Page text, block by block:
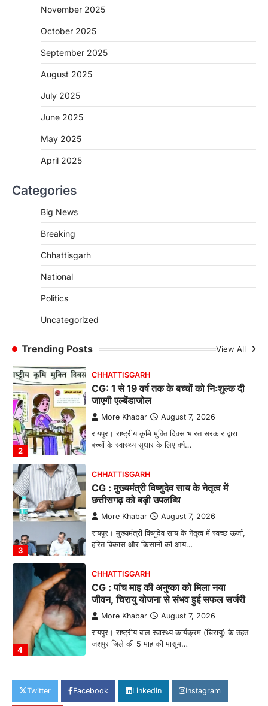
November 2025
October 2025
September 2025
August 2025
July 2025
June 2025
May 2025
April 2025
Categories
Big News
Breaking
Chhattisgarh
National
Politics
Uncategorized
Trending Posts View All
More Khabar August 7, 2026
रायपुर। राष्ट्रीय कृमि मुक्ति दिवस भारत सरकार द्वारा
CHHATTISGARH
जशपुर जिले की 5 माह की मासूम…
CG: छिपली की दीदियों का कमाल, बकरी
बनाने की दिशा में जिले के नगरी…
2
CHHATTISGARH
CG: 1 से 19 वर्ष तक के बच्चों को निःशुल्क दी
जाएगी एल्बेंडाजोल
More Khabar August 7, 2026
रायपुर। राष्ट्रीय कृमि मुक्ति दिवस भारत सरकार द्वारा
बच्चों के स्वास्थ्य सुधार के लिए वर्ष…
3
CHHATTISGARH
CG : मुख्यमंत्री विष्णुदेव साय के नेतृत्व में
छत्तीसगढ़ को बड़ी उपलब्धि
More Khabar August 7, 2026
रायपुर। मुख्यमंत्री विष्णुदेव साय के नेतृत्व में स्वच्छ ऊर्जा,
हरित विकास और किसानों की आय…
4
CHHATTISGARH
CG : पांच माह की अनुष्का को मिला नया
जीवन, चिरायु योजना से संभव हुई सफल सर्जरी
More Khabar August 7, 2026
रायपुर। राष्ट्रीय बाल स्वास्थ्य कार्यक्रम (चिरायु) के तहत
जशपुर जिले की 5 माह की मासूम…
CG: छिपली की दीदियों का कमाल, बकरी
पालन से बढ़ी आय और मजबूत हुआ आत्मविश्वास
Twitter Facebook LinkedIn Instagram